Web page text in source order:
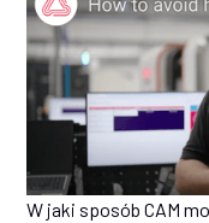
W jaki sposób CAM